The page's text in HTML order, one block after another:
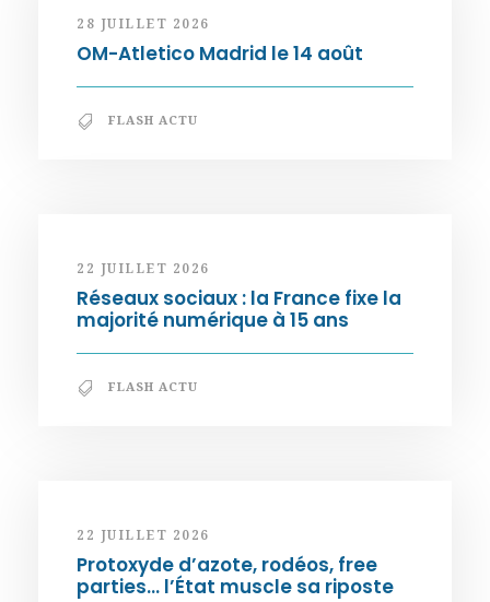
28 JUILLET 2026
OM-Atletico Madrid le 14 août
FLASH ACTU
22 JUILLET 2026
Réseaux sociaux : la France fixe la
majorité numérique à 15 ans
FLASH ACTU
22 JUILLET 2026
Protoxyde d’azote, rodéos, free
parties… l’État muscle sa riposte